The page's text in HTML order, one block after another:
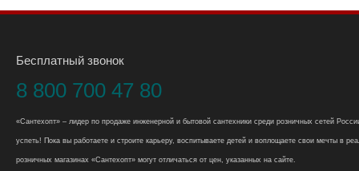
Бесплатный звонок
8 800 700 47 80
«Сантехопт» – лидер по продаже инженерной и бытовой сантехники среди розничных сетей
успеть! Пока вы работаете и строите карьеру, воспитываете детей и воплощаете свои мечты в
розничных магазинах «Сантехопт» могут отличаться от цен, указанных на сайте.